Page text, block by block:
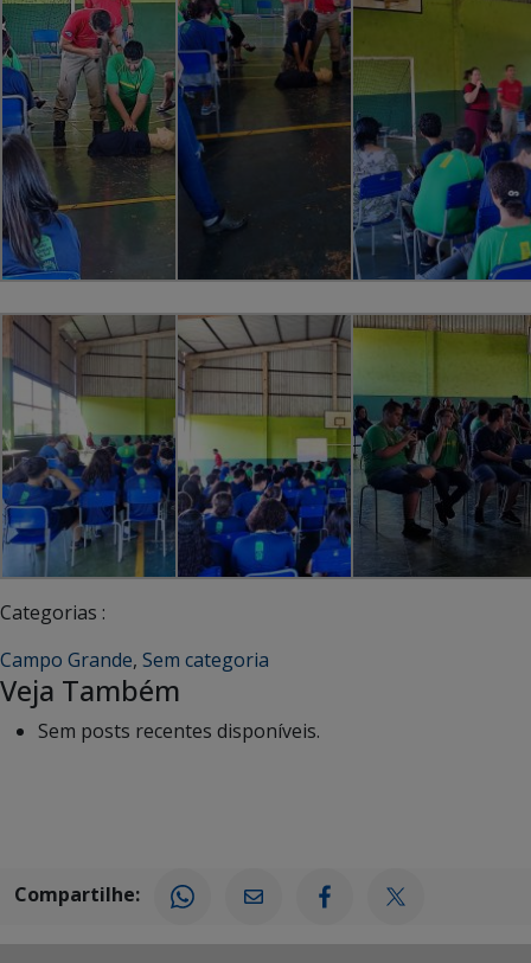
Categorias :
Campo Grande, Sem categoria
Veja Também
Sem posts recentes disponíveis.
Compartilhe: